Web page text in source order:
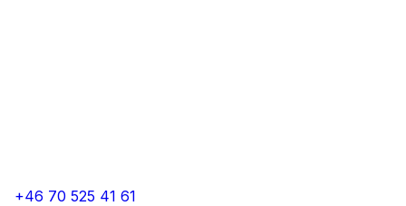
+46 70 525 41 61